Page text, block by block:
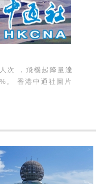
次 ，飛機起降量達
。 香港中通社圖片